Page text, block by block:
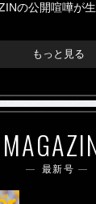
の公開喧嘩が
もっと見る
最新号